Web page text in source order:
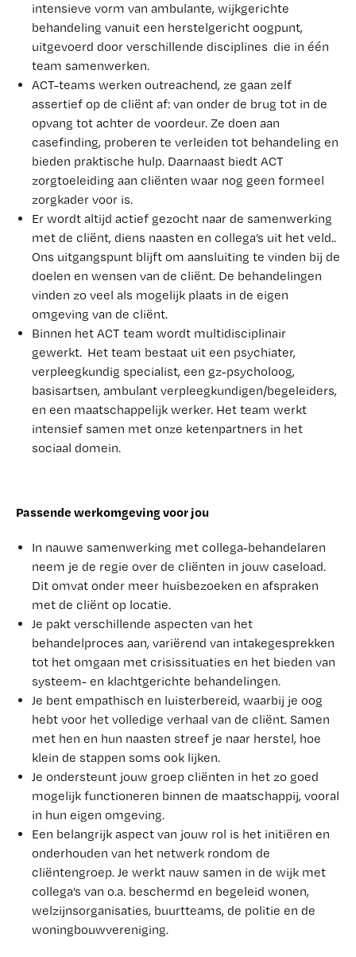
intensieve vorm van ambulante, wijkgerichte
behandeling vanuit een herstelgericht oogpunt,
uitgevoerd door verschillende disciplines die in één
team samenwerken.
ACT-teams werken outreachend, ze gaan zelf
assertief op de cliënt af: van onder de brug tot in de
opvang tot achter de voordeur. Ze doen aan
casefinding, proberen te verleiden tot behandeling en
bieden praktische hulp. Daarnaast biedt ACT
zorgtoeleiding aan cliënten waar nog geen formeel
zorgkader voor is.
Er wordt altijd actief gezocht naar de samenwerking
met de cliënt, diens naasten en collega’s uit het veld..
Ons uitgangspunt blijft om aansluiting te vinden bij de
doelen en wensen van de cliënt. De behandelingen
vinden zo veel als mogelijk plaats in de eigen
omgeving van de cliënt.
Binnen het ACT team wordt multidisciplinair
gewerkt. Het team bestaat uit een psychiater,
verpleegkundig specialist, een gz-psycholoog,
basisartsen, ambulant verpleegkundigen/begeleiders,
en een maatschappelijk werker. Het team werkt
intensief samen met onze ketenpartners in het
sociaal domein.
Passende werkomgeving voor jou
In nauwe samenwerking met collega-behandelaren
neem je de regie over de cliënten in jouw caseload.
Dit omvat onder meer huisbezoeken en afspraken
met de cliënt op locatie.
Je pakt verschillende aspecten van het
behandelproces aan, variërend van intakegesprekken
tot het omgaan met crisissituaties en het bieden van
systeem- en klachtgerichte behandelingen.
Je bent empathisch en luisterbereid, waarbij je oog
hebt voor het volledige verhaal van de cliënt. Samen
met hen en hun naasten streef je naar herstel, hoe
klein de stappen soms ook lijken.
Je ondersteunt jouw groep cliënten in het zo goed
mogelijk functioneren binnen de maatschappij, vooral
in hun eigen omgeving.
Een belangrijk aspect van jouw rol is het initiëren en
onderhouden van het netwerk rondom de
cliëntengroep. Je werkt nauw samen in de wijk met
collega’s van o.a. beschermd en begeleid wonen,
welzijnsorganisaties, buurtteams, de politie en de
woningbouwvereniging.